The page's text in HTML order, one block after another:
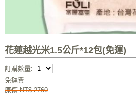
花蓮越光米1.5公斤*12包(免運)
訂購數量:
免運費
原價:NT$ 2760